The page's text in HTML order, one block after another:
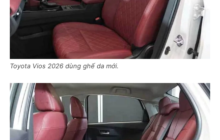
Toyota Vios 2026 dùng ghế da mới.